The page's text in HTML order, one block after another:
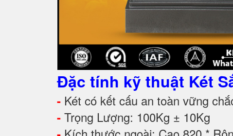
Đặc tính kỹ thuật Két
- Két có kết cấu an toàn vững
- Trọng Lượng: 100Kg ± 10Kg